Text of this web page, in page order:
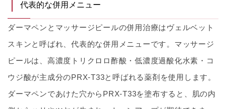
代表的な併用メニュー
ダーマペンとマッサージピールの併用治療はヴェルベット
スキンと呼ばれ、代表的な併用メニューです。マッサージ
ピールは、高濃度トリクロロ酢酸・低濃度過酸化水素・コ
ウジ酸が主成分のPRX-T33と呼ばれる薬剤を使用します。
ダーマペンであけた穴からPRX-T33を塗布すると、肌の内